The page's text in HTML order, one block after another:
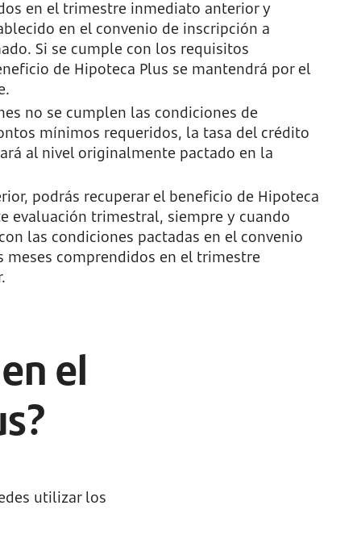
en el trimestre inmediato anterior y
en el convenio de inscripción a
Si se cumple con los requisitos
de Hipoteca Plus se mantendrá por el
no se cumplen las condiciones de
mínimos requeridos, la tasa del crédito
al nivel originalmente pactado en la
podrás recuperar el beneficio de Hipoteca
evaluación trimestral, siempre y cuando
las condiciones pactadas en el convenio
meses comprendidos en el trimestre
el
utilizar los